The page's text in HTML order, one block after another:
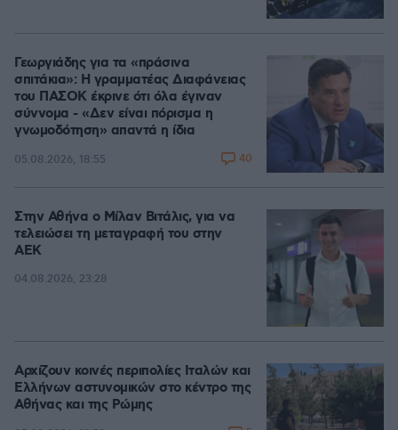
Γεωργιάδης για τα «πράσινα
σπιτάκια»: Η γραμματέας Διαφάνειας
του ΠΑΣΟΚ έκρινε ότι όλα έγιναν
σύννομα - «Δεν είναι πόρισμα η
γνωμοδότηση» απαντά η ίδια
05.08.2026, 18:55 40
Στην Αθήνα ο Μίλαν Βιτάλις, για να
τελειώσει τη μεταγραφή του στην
ΑΕΚ
04.08.2026, 23:28
Αρχίζουν κοινές περιπολίες Ιταλών και
Ελλήνων αστυνομικών στο κέντρο της
Αθήνας και της Ρώμης